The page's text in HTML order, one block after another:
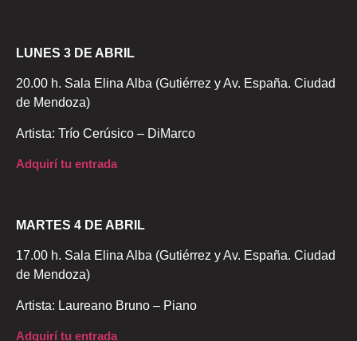
LUNES 3 DE ABRIL
20.00 h. Sala Elina Alba (Gutiérrez y Av. España. Ciudad
de Mendoza)
Artista: Trío Cerúsico – DiMarco
Adquirí tu entrada
MARTES 4 DE ABRIL
17.00 h. Sala Elina Alba (Gutiérrez y Av. España. Ciudad
de Mendoza)
Artista: Laureano Bruno – Piano
Adquirí tu entrada